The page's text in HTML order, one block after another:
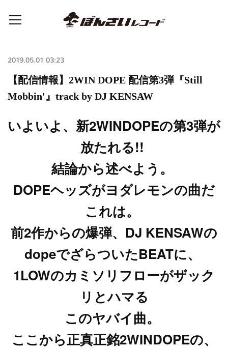
2019.05.01 03:23
【配信情報】2WIN DOPE 配信第3弾『Still
Mobbin'』track by DJ KENSAW
いよいよ、新2WINDOPEの第3弾が
放たれる!!
結論から述べよう。
DOPEヘッズがヨダレモンの曲だ
これは。
前2作からの爆弾、DJ KENSAWの
dopeでざらついたBEATに、
1LOWのカミソリフローがザック
リとハマる
このヤバイ曲。
ここから正真正銘2WINDOPEの、